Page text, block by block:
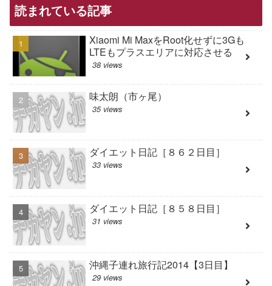
読まれている記事
Xiaomi Mi MaxをRoot化せずに3Gも
LTEもプラスエリアに対応させる
38 views
味太朗（市ヶ尾）
35 views
ダイエット日記［８６２日目］
33 views
ダイエット日記［８５８日目］
31 views
沖縄子連れ旅行記2014【3日目】
29 views